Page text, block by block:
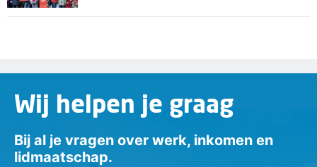
Wij helpen je graag
Bij al je vragen over werk, inkomen en
lidmaatschap.